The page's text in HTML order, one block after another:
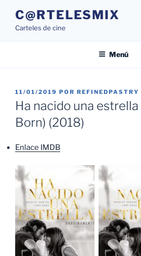
contenido
C@RTELESMIX
Carteles de cine
Menú
PUBLICADO
EL
11/01/2019 POR REFINEDPASTRY
Ha nacido una estrella
Born) (2018)
Enlace IMDB